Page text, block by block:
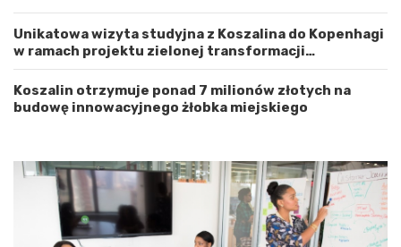
h
o
d
n
i
m
o
ś
ć
Unikatowa wizyta studyjna z Koszalina do Kopenhagi
w ramach projektu zielonej transformacji
energetycznej
Koszalin otrzymuje ponad 7 milionów złotych na
budowę innowacyjnego żłobka miejskiego